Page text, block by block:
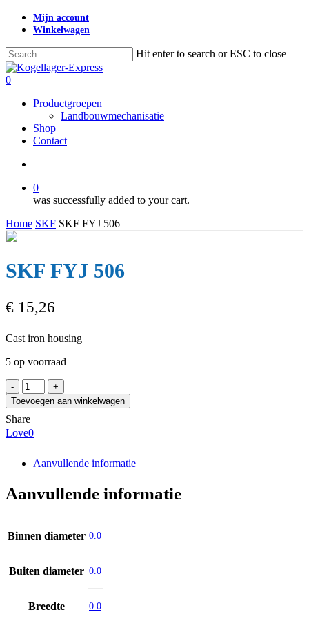
Skip
content
Mijn account
Winkelwagen
Hit enter to search or ESC to close
Close
Search
search
0
Productgroepen
Landbouwmechanisatie
Shop
Contact
0
was successfully added to your cart.
Home SKF SKF FYJ 506
SKF FYJ 506
€ 15,26
Cast iron housing
5 op voorraad
SKF
FYJ
506
aantal
Toevoegen aan winkelwagen
Share
Love0
Aanvullende informatie
Aanvullende informatie
Binnen diameter 0.0
Buiten diameter 0.0
Breedte 0.0